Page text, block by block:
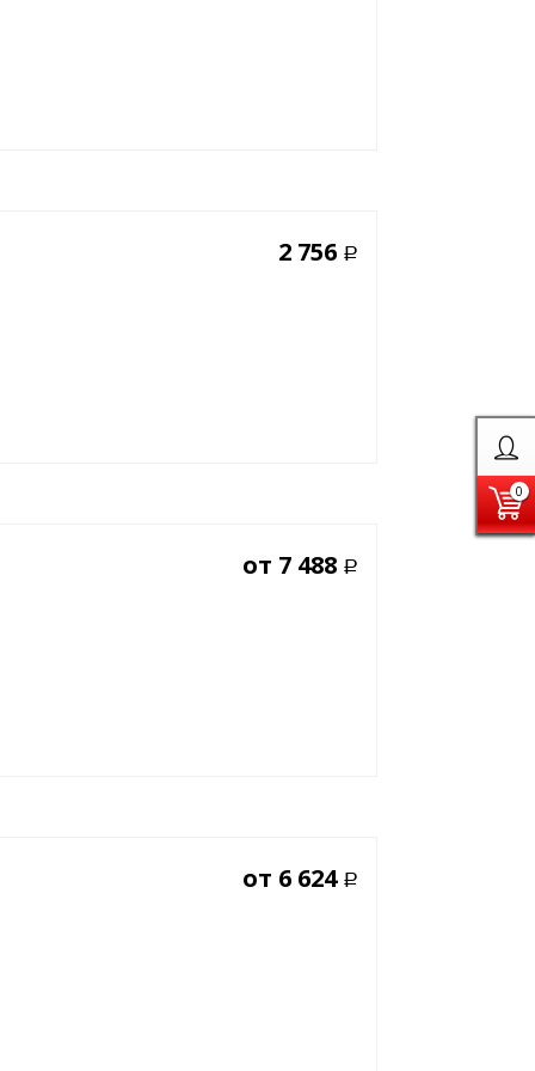
0
2 756 Р
от 7 488 Р
от 6 624 Р